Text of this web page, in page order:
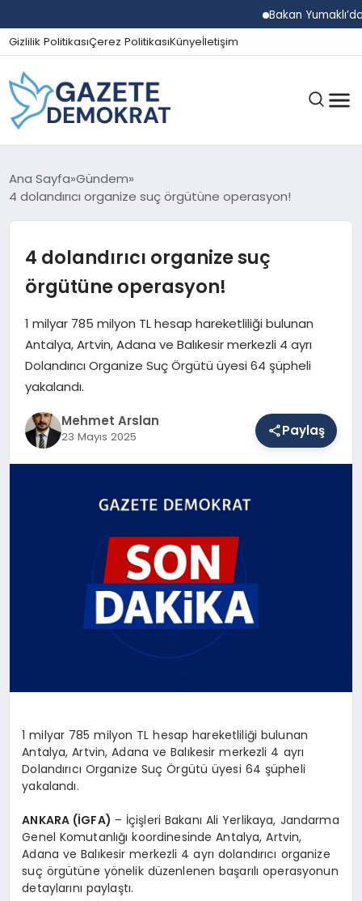
Bakan Yumaklı’dan
Gizlilik PolitikasıÇerez PolitikasıKünyeİletişim
GÜNDEM
SPOR
MAGAZIN
SAĞLIK
Ana Sayfa Gündem
4 dolandırıcı organize suç örgütüne operasyon!
4 dolandırıcı organize suç
örgütüne operasyon!
1 milyar 785 milyon TL hesap hareketliliği bulunan
Antalya, Artvin, Adana ve Balıkesir merkezli 4 ayrı
Dolandırıcı Organize Suç Örgütü üyesi 64 şüpheli
yakalandı.
Mehmet Arslan
23 Mayıs 2025 Paylaş
1 milyar 785 milyon TL hesap hareketliliği bulunan
Antalya, Artvin, Adana ve Balıkesir merkezli 4 ayrı
Dolandırıcı Organize Suç Örgütü üyesi 64 şüpheli
yakalandı.
ANKARA (İGFA) – İçişleri Bakanı Ali Yerlikaya, Jandarma
Genel Komutanlığı koordinesinde Antalya, Artvin,
Adana ve Balıkesir merkezli 4 ayrı dolandırıcı organize
suç örgütüne yönelik düzenlenen başarılı operasyonun
detaylarını paylaştı.